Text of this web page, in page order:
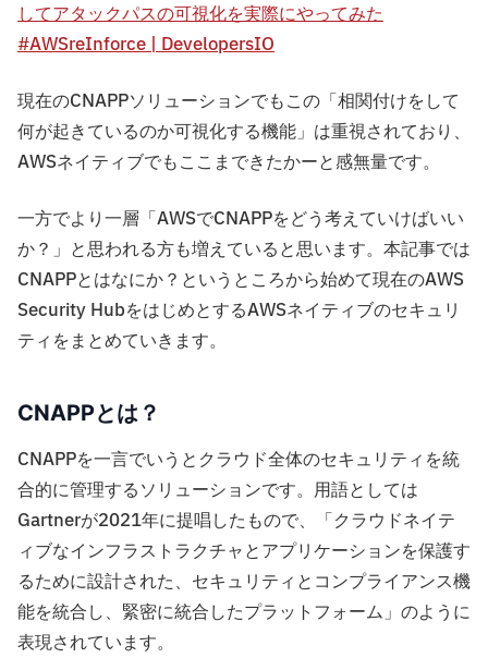
してアタックパスの可視化を実際にやってみた
#AWSreInforce | DevelopersIO
現在のCNAPPソリューションでもこの「相関付けをして
何が起きているのか可視化する機能」は重視されており、
AWSネイティブでもここまできたかーと感無量です。
一方でより一層「AWSでCNAPPをどう考えていけばいい
か？」と思われる方も増えていると思います。本記事では
CNAPPとはなにか？というところから始めて現在のAWS
Security HubをはじめとするAWSネイティブのセキュリ
ティをまとめていきます。
CNAPPとは？
CNAPPを一言でいうとクラウド全体のセキュリティを統
合的に管理するソリューションです。用語としては
Gartnerが2021年に提唱したもので、「クラウドネイテ
ィブなインフラストラクチャとアプリケーションを保護す
るために設計された、セキュリティとコンプライアンス機
能を統合し、緊密に統合したプラットフォーム」のように
表現されています。